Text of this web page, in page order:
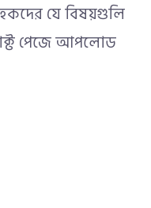
যে বিষয়গুলি
পেজে আপলোড